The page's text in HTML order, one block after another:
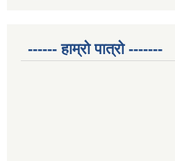
------ हाम्रो पात्रो -------